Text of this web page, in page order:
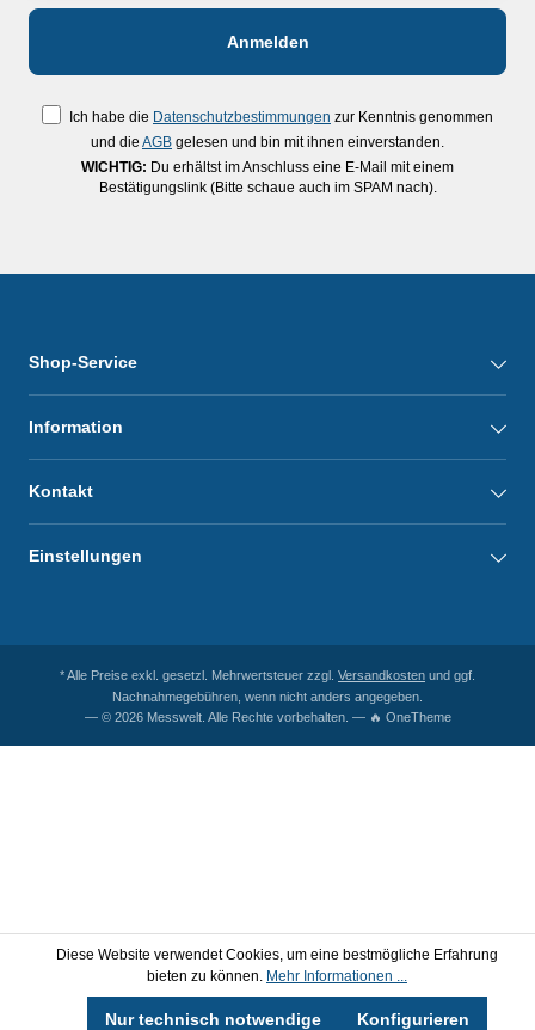
Ich habe die Datenschutzbestimmungen zur Kenntnis genommen
und die AGB gelesen und bin mit ihnen einverstanden.
WICHTIG: Du erhältst im Anschluss eine E-Mail mit einem
Bestätigungslink (Bitte schaue auch im SPAM nach).
Shop-Service
Information
Kontakt
Einstellungen
* Alle Preise exkl. gesetzl. Mehrwertsteuer zzgl. Versandkosten und ggf.
Nachnahmegebühren, wenn nicht anders angegeben.
— © 2026 Messwelt. Alle Rechte vorbehalten. — 🔥 OneTheme
Diese Website verwendet Cookies, um eine bestmögliche Erfahrung
bieten zu können. Mehr Informationen ...
Nur technisch notwendige Konfigurieren